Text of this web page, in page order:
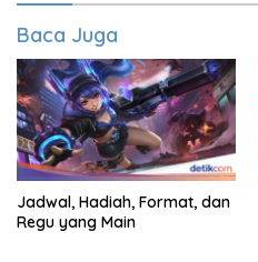
Baca Juga
Jadwal, Hadiah, Format, dan
Regu yang Main